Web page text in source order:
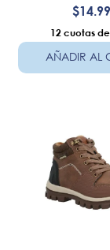
$14.
12
AÑADIR AL